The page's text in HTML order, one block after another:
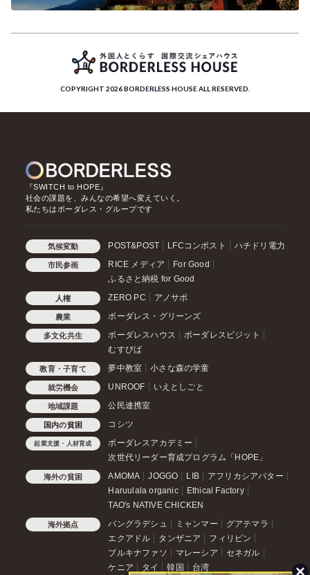
COPYRIGHT 2026 BORDERLESS HOUSE ALL RESERVED.
『SWITCH to HOPE』
社会の課題を、みんなの希望へ変えていく。
私たちはボーダレス・グループです
気候変動 POST&POST LFCコンポスト ハチドリ電力
市民参画 RICE メディア
For Good
ふるさと納税 for Good
人権 ZERO PC アノサポ
農業 ボーダレス・グリーンズ
多文化共生 ボーダレスハウス
ボーダレスビジット
むすびば
教育・子育て 夢中教室 小さな森の学童
就労機会 UNROOF いえとしごと
地域課題 公民連携室
国内の貧困 コシツ
起業支援・人材育成
ボーダレスアカデミー
次世代リーダー育成プログラム「HOPE」
海外の貧困 AMOMA JOGGO LIB
アフリカシアバター
Haruulala organic
Ethical Factory
TAO's NATIVE CHICKEN
海外拠点 バングラデシュ ミャンマー
グアテマラ
エクアドル
タンザニア
フィリピン
ブルキナファソ
マレーシア
セネガル
ケニア
タイ 韓国 台湾